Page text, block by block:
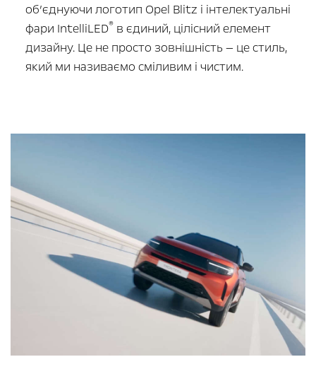
об’єднуючи логотип Opel Blitz і інтелектуальні
фари IntelliLED®в єдиний, цілісний елемент
дизайну. Це не просто зовнішність — це стиль,
який ми називаємо сміливим і чистим.